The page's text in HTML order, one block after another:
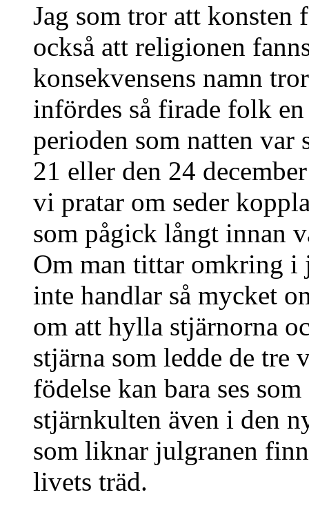
Jag som tror att konsten
också att religionen
konsekvensens namn
infördes så firade folk
perioden som natten var
21 eller den 24
vi pratar om seder
som pågick långt innan
Om man tittar omkring i
inte handlar så mycket
om att hylla stjärnorna
stjärna som ledde de tre
födelse kan bara ses
stjärnkulten även i den
som liknar julgranen
livets träd.